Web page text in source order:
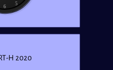
5
6
H 2020